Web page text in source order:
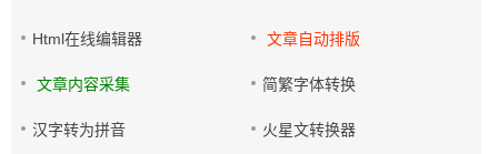
Html在线编辑器 文章自动排版
文章内容采集 简繁字体转换
汉字转为拼音 火星文转换器